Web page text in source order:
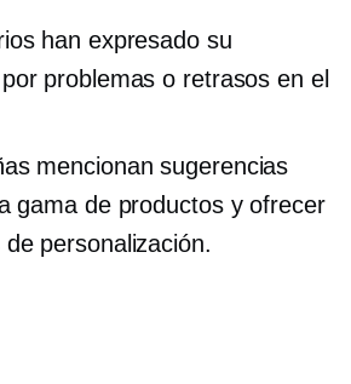
han expresado su
problemas o retrasos en el
mencionan sugerencias
gama de productos y ofrecer
personalización.